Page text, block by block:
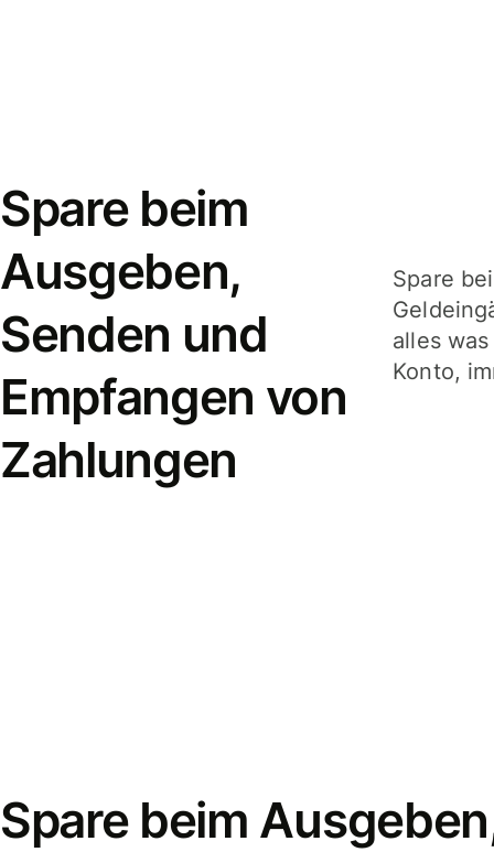
Spare beim
Ausgeben,
Senden und
Empfangen von
Zahlungen
Spare
alles
Konto,
Spare beim